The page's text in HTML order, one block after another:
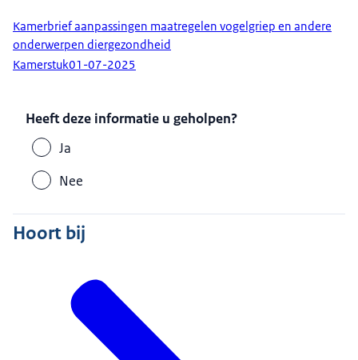
Kamerbrief aanpassingen maatregelen vogelgriep en andere
onderwerpen diergezondheid
Kamerstuk01-07-2025
Heeft deze informatie u geholpen?
Ja
Nee
Hoort bij